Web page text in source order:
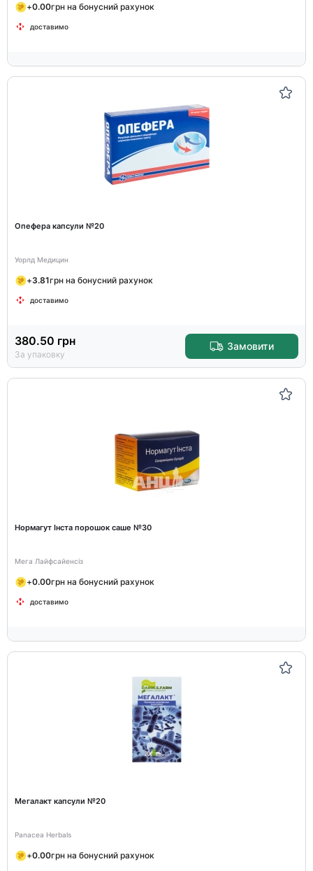
+0.00грн на бонусний рахунок
доставимо
Опефера капсули №20
Уорлд Медицин
+3.81грн на бонусний рахунок
доставимо
380.50 грн
За упаковку
Замовити
Нормагут Інста порошок саше №30
Мега Лайфсайенсіз
+0.00грн на бонусний рахунок
доставимо
Мегалакт капсули №20
Panacea Herbals
+0.00грн на бонусний рахунок